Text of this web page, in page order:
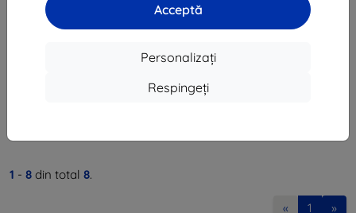
Acceptă
Personalizați
Respingeți
Ultimul produs în stoc
31 lei
1 - 8 din total 8.
« 1 »